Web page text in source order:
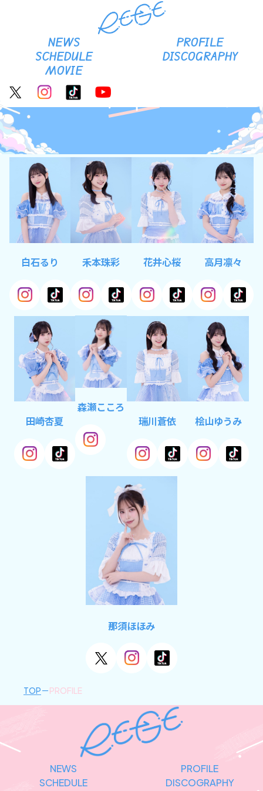
RE-GE Official site
NEWS
PROFILE
SCHEDULE
DISCOGRAPHY
MOVIE
Profile
白石るり 禾本珠彩 花井心桜 高月凛々
田崎杏夏
森瀬こころ
瑞川蒼依
桧山ゆうみ
那須ほほみ
TOP PROFILE
NEWS
PROFILE
SCHEDULE
DISCOGRAPHY